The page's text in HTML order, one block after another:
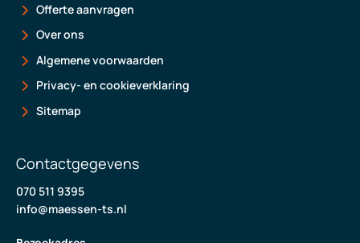
Offerte aanvragen
Over ons
Algemene voorwaarden
Privacy- en cookieverklaring
Sitemap
Contactgegevens
070 511 9395
info@maessen-ts.nl